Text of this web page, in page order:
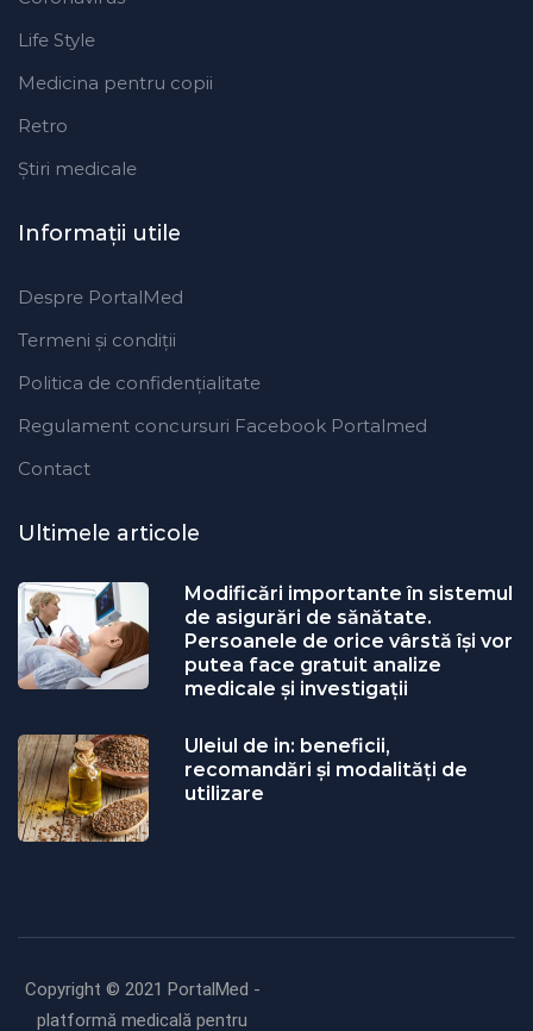
Life Style
Medicina pentru copii
Retro
Ştiri medicale
Informaţii utile
Despre PortalMed
Termeni și condiții
Politica de confidențialitate
Regulament concursuri Facebook Portalmed
Contact
Ultimele articole
Modificări importante în sistemul
de asigurări de sănătate.
Persoanele de orice vârstă își vor
putea face gratuit analize
medicale şi investigaţii
Uleiul de in: beneficii,
recomandări și modalități de
utilizare
Copyright © 2021 PortalMed -
platformă medicală pentru